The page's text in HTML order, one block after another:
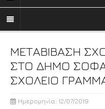
ΜΕΤΑΒΙΒΑΣΗ
ΣΤΟ ΔΗΜΟ
ΣΧΟΛΕΙΟ
Ημερομηνία: 12/07/2019